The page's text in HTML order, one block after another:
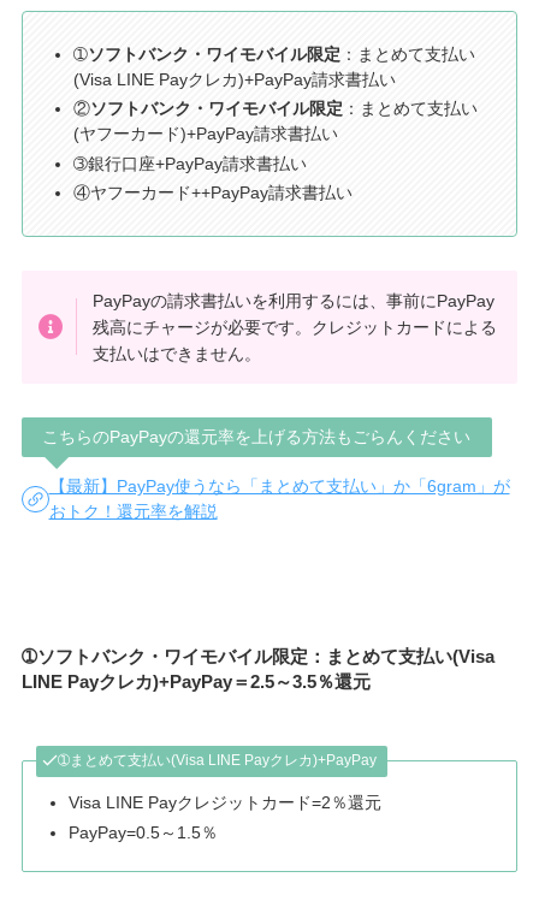
➀ソフトバンク・ワイモバイル限定 ：まとめて支払い
(Visa LINE Payクレカ)+PayPay請求書払い
②ソフトバンク・ワイモバイル限定 ：まとめて支払い
(ヤフーカード)+PayPay請求書払い
➂銀行口座+PayPay請求書払い
④ヤフーカード++PayPay請求書払い
PayPayの請求書払いを利用するには、事前にPayPay
残高にチャージが必要です。クレジットカードによる
支払いはできません。
こちらのPayPayの還元率を上げる方法もごらんください
【最新】PayPay使うなら「まとめて支払い」か「6gram」が
おトク！還元率を解説
➀ソフトバンク・ワイモバイル限定 ：まとめて支払い(Visa
LINE Payクレカ)+PayPay＝2.5～3.5％還元
➀まとめて支払い(Visa LINE Payクレカ)+PayPay
Visa LINE Payクレジットカード=2％還元
PayPay=0.5～1.5％